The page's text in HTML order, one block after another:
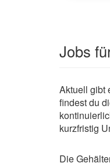
Jobs
Aktuell gibt
findest du
kurzfristig
Die